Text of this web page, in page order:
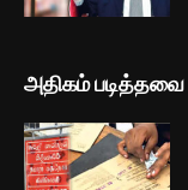
அதிகம் படித்தவை